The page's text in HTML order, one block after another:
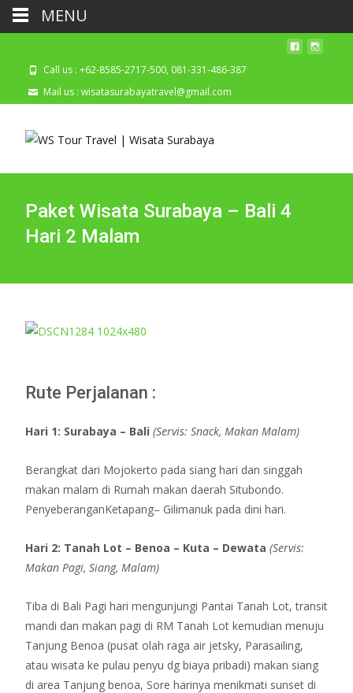
Call us : +62-8585-2717-500, 081-331-486-387
Mail us : wisatasurabayatravel@gmail.com
Paket Wisata Surabaya – Bali 4
Hari 2 Malam
Rute Perjalanan :
Hari 1: Surabaya – Bali (Servis: Snack, Makan Malam)
Berangkat dari Mojokerto pada siang hari dan singgah
makan malam di Rumah makan daerah Situbondo.
PenyeberanganKetapang– Gilimanuk pada dini hari.
Hari 2: Tanah Lot – Benoa – Kuta – Dewata (Servis:
Makan Pagi, Siang, Malam)
Tiba di Bali Pagi hari mengunjungi Pantai Tanah Lot, transit
mandi dan makan pagi di RM Tanah Lot kemudian menuju
Tanjung Benoa (pusat olah raga air jetsky, Parasailing,
atau wisata ke pulau penyu dg biaya pribadi) makan siang
di area Tanjung benoa, Sore harinya menikmati sunset di
MENU